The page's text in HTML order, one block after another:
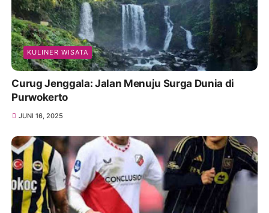
KULINER WISATA
Curug Jenggala: Jalan Menuju Surga Dunia di
Purwokerto
JUNI 16, 2025